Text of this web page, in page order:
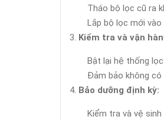
Tháo bộ lọc cũ ra
Lắp bộ lọc mới
Kiểm tra và vận
Bật lại hệ thống
Đảm bảo không
Bảo dưỡng định kỳ:
Kiểm tra và vệ